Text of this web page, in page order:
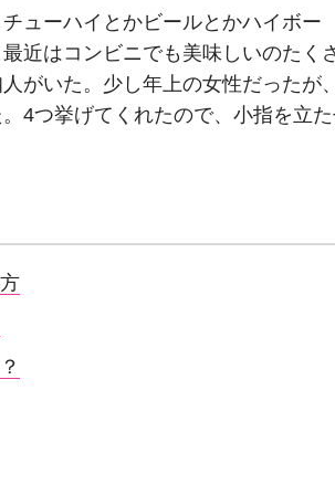
ューハイとかビールとかハイボー
近はコンビニでも美味しいのたく
がいた。少し年上の女性だったが
4つ挙げてくれたので、小指を立